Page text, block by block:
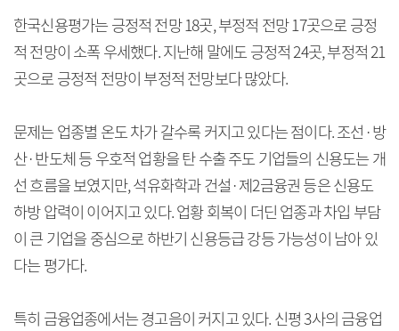
한국신용평가는 긍정적 전망 18곳, 부정적 전망 17곳으로 긍정
적 전망이 소폭 우세했다. 지난해 말에도 긍정적 24곳, 부정적 21
곳으로 긍정적 전망이 부정적 전망보다 많았다.
문제는 업종별 온도 차가 갈수록 커지고 있다는 점이다. 조선·방
산·반도체 등 우호적 업황을 탄 수출 주도 기업들의 신용도는 개
선 흐름을 보였지만, 석유화학과 건설·제2금융권 등은 신용도
하방 압력이 이어지고 있다. 업황 회복이 더딘 업종과 차입 부담
이 큰 기업을 중심으로 하반기 신용등급 강등 가능성이 남아 있
다는 평가다.
특히 금융업종에서는 경고음이 커지고 있다. 신평 3사의 금융업